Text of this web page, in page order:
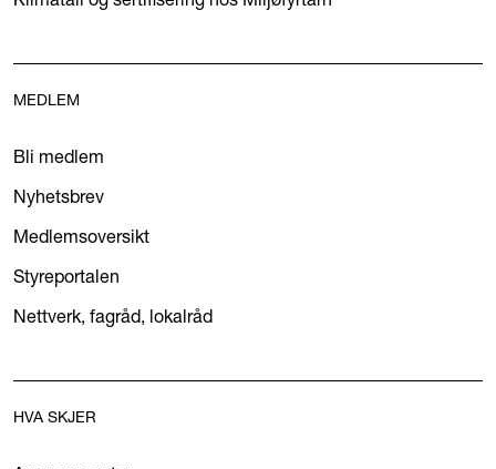
MEDLEM
Bli medlem
Nyhetsbrev
Medlemsoversikt
Styreportalen
Nettverk, fagråd, lokalråd
HVA SKJER